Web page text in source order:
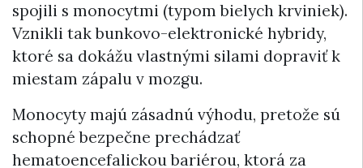
spojili s monocytmi (typom bielych krviniek).
Vznikli tak bunkovo-elektronické hybridy,
ktoré sa dokážu vlastnými silami dopraviť k
miestam zápalu v mozgu.
Monocyty majú zásadnú výhodu, pretože sú
schopné bezpečne prechádzať
hematoencefalickou bariérou, ktorá za